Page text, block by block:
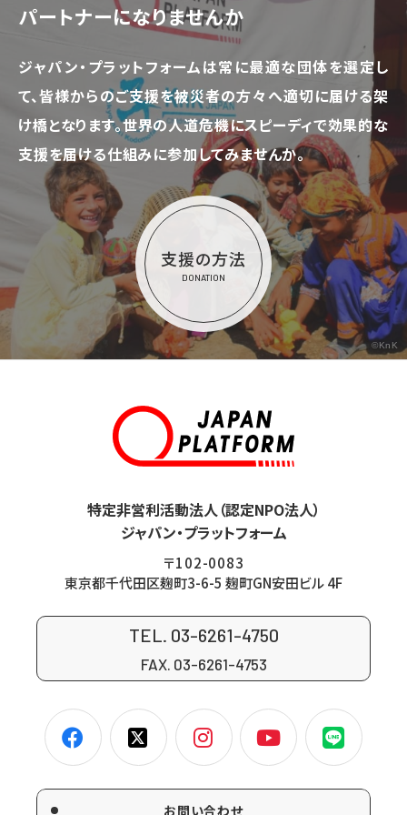
パートナーになりませんか
ジャパン・プラットフォームは常に最適な団体を選定し
て、皆様からのご支援を被災者の方々へ適切に届ける架
け橋となります。世界の人道危機にスピーディで効果的な
支援を届ける仕組みに参加してみませんか。
支援の方法
DONATION
©KnK
特定非営利活動法人（認定NPO法人）
ジャパン・プラットフォーム
〒102-0083
東京都千代田区麹町3-6-5 麹町GN安田ビル 4F
TEL. 03-6261-4750
FAX. 03-6261-4753
お問い合わせ